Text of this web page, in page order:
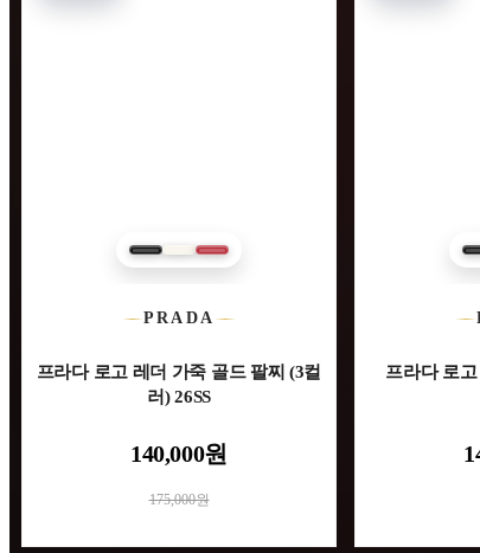
PRADA
프라다 로고 레더 가죽 골드 팔찌 (3컬
러) 26SS
140,000원
175,000원
프라다 로고